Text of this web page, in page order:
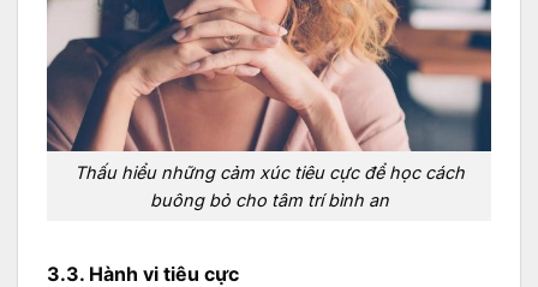
Thấu hiểu những cảm xúc tiêu cực để học cách
buông bỏ cho tâm trí bình an
3.3. Hành vi tiêu cực